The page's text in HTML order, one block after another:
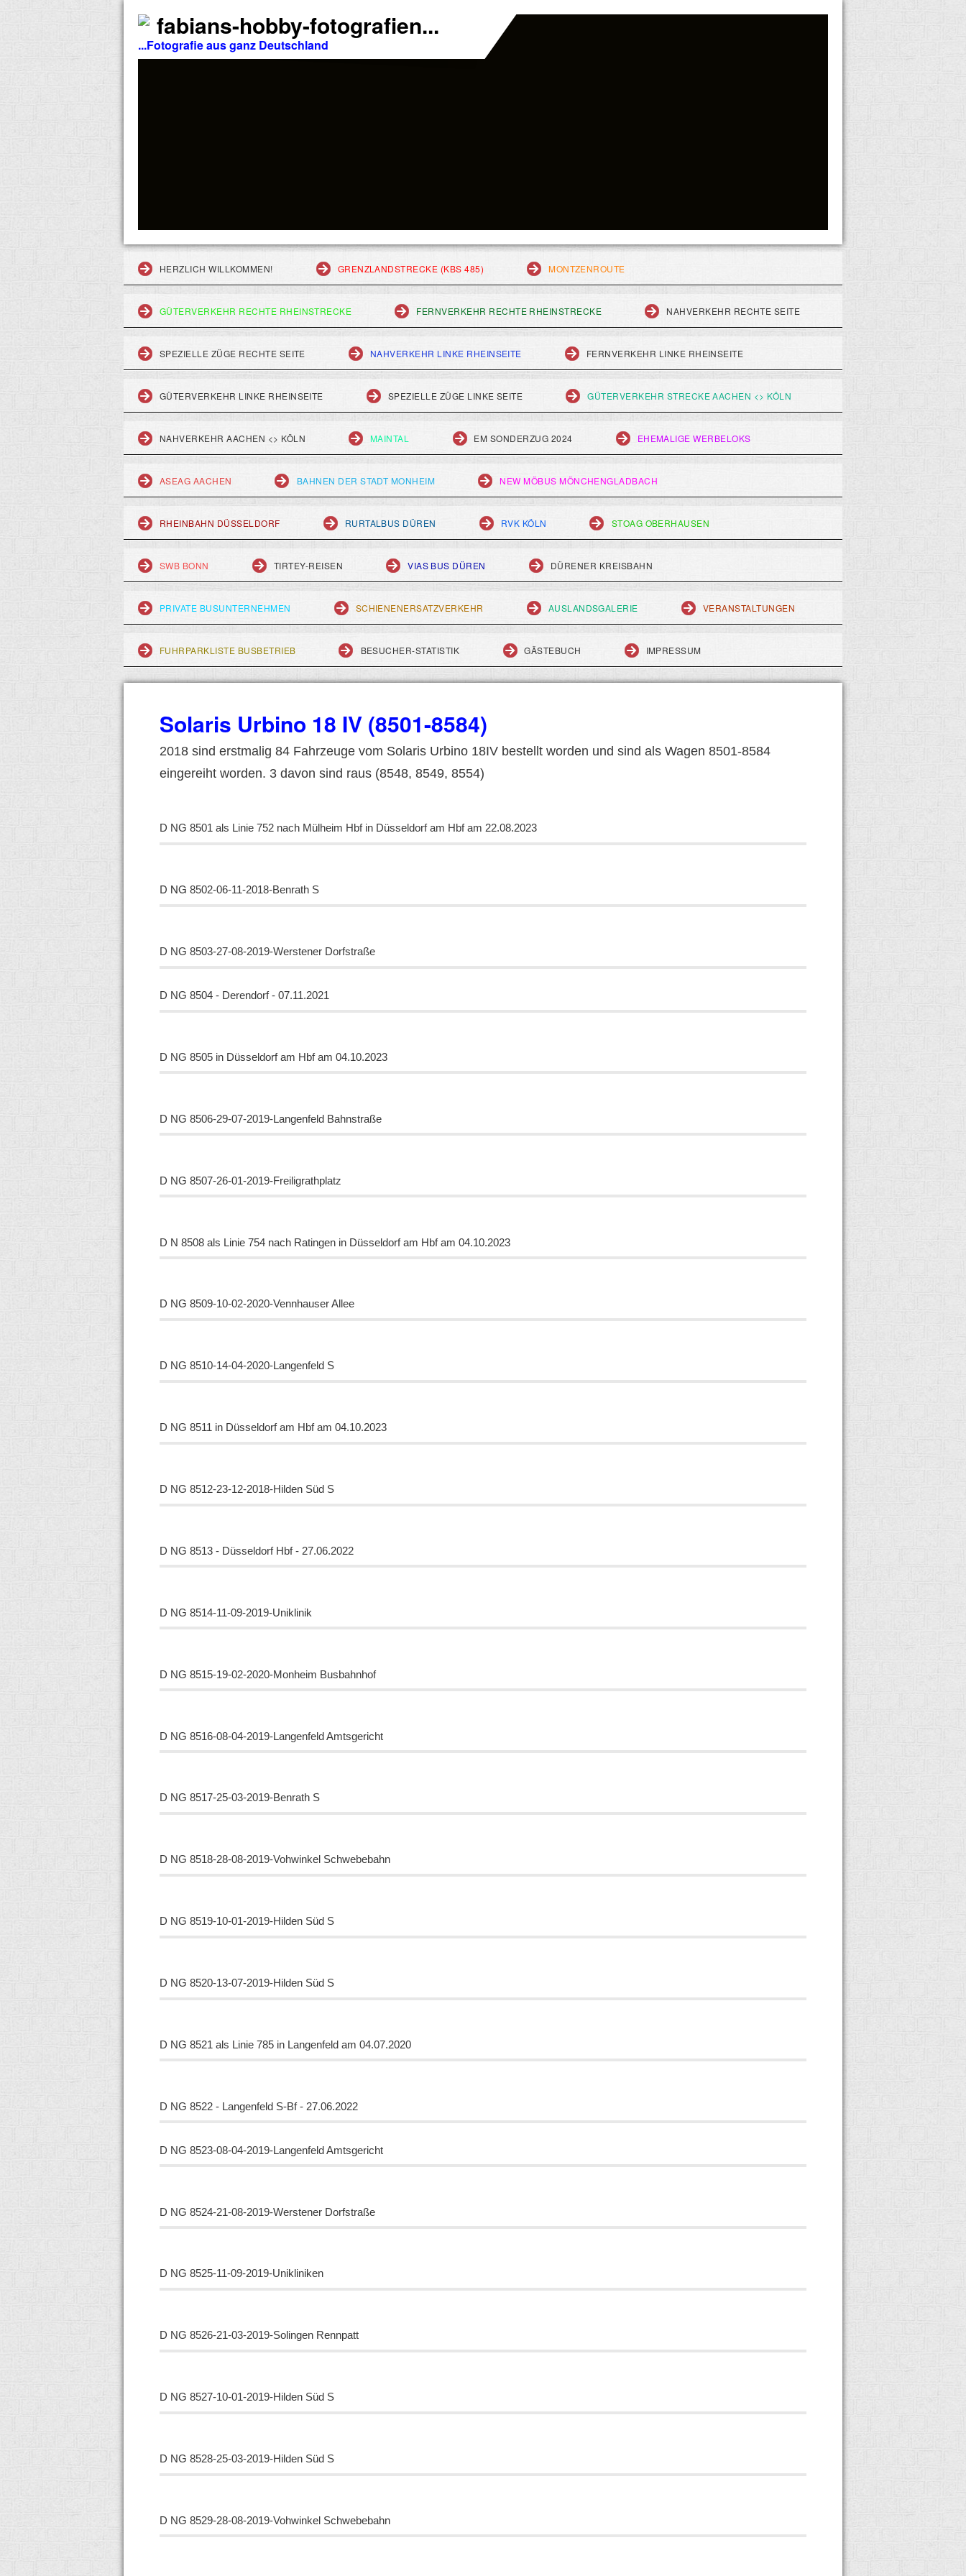
fabians-hobby-fotografien...
...Fotografie aus ganz Deutschland
HERZLICH WILLKOMMEN! GRENZLANDSTRECKE (KBS 485) MONTZENROUTE
GÜTERVERKEHR RECHTE RHEINSTRECKE FERNVERKEHR RECHTE RHEINSTRECKE NAHVERKEHR RECHTE SEITE
SPEZIELLE ZÜGE RECHTE SEITE NAHVERKEHR LINKE RHEINSEITE FERNVERKEHR LINKE RHEINSEITE
GÜTERVERKEHR LINKE RHEINSEITE SPEZIELLE ZÜGE LINKE SEITE GÜTERVERKEHR STRECKE AACHEN <> KÖLN
NAHVERKEHR AACHEN <> KÖLN MAINTAL EM SONDERZUG 2024 EHEMALIGE WERBELOKS
ASEAG AACHEN BAHNEN DER STADT MONHEIM NEW MÖBUS MÖNCHENGLADBACH
RHEINBAHN DÜSSELDORF RURTALBUS DÜREN RVK KÖLN STOAG OBERHAUSEN
SWB BONN TIRTEY-REISEN VIAS BUS DÜREN DÜRENER KREISBAHN
PRIVATE BUSUNTERNEHMEN SCHIENENERSATZVERKEHR AUSLANDSGALERIE VERANSTALTUNGEN
FUHRPARKLISTE BUSBETRIEB BESUCHER-STATISTIK GÄSTEBUCH IMPRESSUM
Solaris Urbino 18 IV (8501-8584)
2018 sind erstmalig 84 Fahrzeuge vom Solaris Urbino 18IV bestellt worden und sind als Wagen 8501-8584
eingereiht worden. 3 davon sind raus (8548, 8549, 8554)
D NG 8501 als Linie 752 nach Mülheim Hbf in Düsseldorf am Hbf am 22.08.2023
D NG 8502-06-11-2018-Benrath S
D NG 8503-27-08-2019-Werstener Dorfstraße
D NG 8504 - Derendorf - 07.11.2021
D NG 8505 in Düsseldorf am Hbf am 04.10.2023
D NG 8506-29-07-2019-Langenfeld Bahnstraße
D NG 8507-26-01-2019-Freiligrathplatz
D N 8508 als Linie 754 nach Ratingen in Düsseldorf am Hbf am 04.10.2023
D NG 8509-10-02-2020-Vennhauser Allee
D NG 8510-14-04-2020-Langenfeld S
D NG 8511 in Düsseldorf am Hbf am 04.10.2023
D NG 8512-23-12-2018-Hilden Süd S
D NG 8513 - Düsseldorf Hbf - 27.06.2022
D NG 8514-11-09-2019-Uniklinik
D NG 8515-19-02-2020-Monheim Busbahnhof
D NG 8516-08-04-2019-Langenfeld Amtsgericht
D NG 8517-25-03-2019-Benrath S
D NG 8518-28-08-2019-Vohwinkel Schwebebahn
D NG 8519-10-01-2019-Hilden Süd S
D NG 8520-13-07-2019-Hilden Süd S
D NG 8521 als Linie 785 in Langenfeld am 04.07.2020
D NG 8522 - Langenfeld S-Bf - 27.06.2022
D NG 8523-08-04-2019-Langenfeld Amtsgericht
D NG 8524-21-08-2019-Werstener Dorfstraße
D NG 8525-11-09-2019-Unikliniken
D NG 8526-21-03-2019-Solingen Rennpatt
D NG 8527-10-01-2019-Hilden Süd S
D NG 8528-25-03-2019-Hilden Süd S
D NG 8529-28-08-2019-Vohwinkel Schwebebahn